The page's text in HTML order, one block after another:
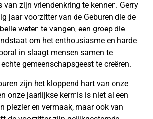
van zijn vriendenkring te kennen. Gerry
jaar voorzitter van de Geburen die de
weten te vangen, een groep die
om het enthousiasme en harde
in slaagt mensen samen te
gemeenschapsgeest te creëren.
zijn het kloppend hart van onze
onze jaarlijkse kermis is niet alleen
plezier en vermaak, maar ook van